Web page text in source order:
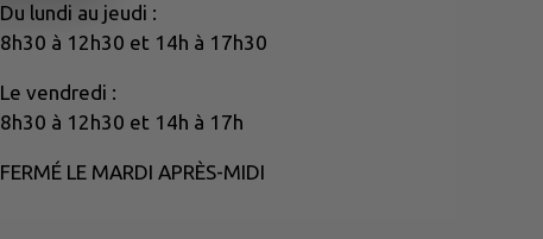
Du lundi au jeudi :
8h30 à 12h30 et 14h à 17h30
Le vendredi :
8h30 à 12h30 et 14h à 17h
FERMÉ LE MARDI APRÈS-MIDI